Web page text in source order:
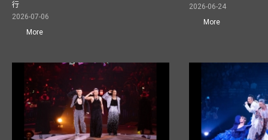
行
2026-07-06
More
2026-06-24
More